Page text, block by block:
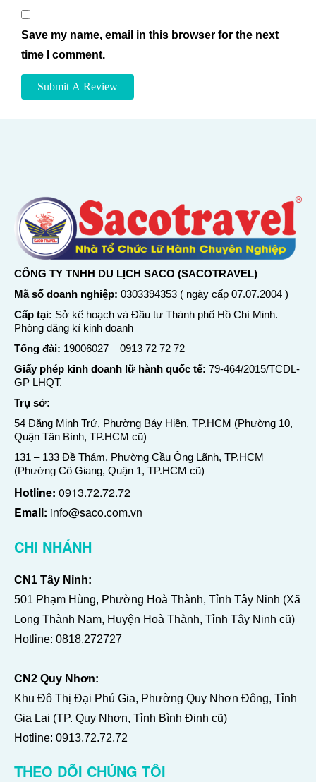
Save my name, email in this browser for the next
time I comment.
CÔNG TY TNHH DU LỊCH SACO (SACOTRAVEL)
Mã số doanh nghiệp: 0303394353 ( ngày cấp 07.07.2004 )
Cấp tại: Sở kế hoạch và Đầu tư Thành phố Hồ Chí Minh.
Phòng đăng kí kinh doanh
Tổng đài: 19006027 –0913 72 72 72
Giấy phép kinh doanh lữ hành quốc tế: 79-464/2015/TCDL-
GP LHQT.
Trụ sở:
54 Đặng Minh Trứ, Phường Bảy Hiền, TP.HCM (Phường 10,
Quận Tân Bình, TP.HCM cũ)
131 – 133 Đề Thám, Phường Cầu Ông Lãnh, TP.HCM
(Phường Cô Giang, Quận 1, TP.HCM cũ)
Hotline: 0913.72.72.72
Email: info@saco.com.vn
CHI NHÁNH
CN1 Tây Ninh:
501 Phạm Hùng, Phường Hoà Thành, Tỉnh Tây Ninh (Xã
Long Thành Nam, Huyện Hoà Thành, Tỉnh Tây Ninh cũ)
Hotline: 0818.272727
CN2 Quy Nhơn:
Khu Đô Thị Đại Phú Gia, Phường Quy Nhơn Đông, Tỉnh
Gia Lai (TP. Quy Nhơn, Tỉnh Bình Định cũ)
Hotline: 0913.72.72.72
THEO DÕI CHÚNG TÔI